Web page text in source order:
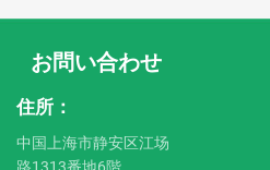
お問い合わせ
住所：
中国上海市静安区江场